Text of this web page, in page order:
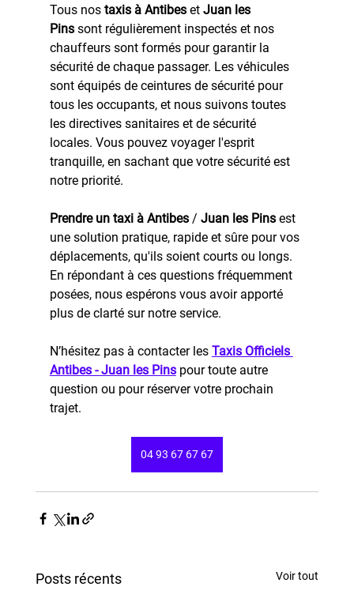
Tous nos taxis à Antibes et Juan les
Pins sont régulièrement inspectés et nos
chauffeurs sont formés pour garantir la
sécurité de chaque passager. Les véhicules
sont équipés de ceintures de sécurité pour
tous les occupants, et nous suivons toutes
les directives sanitaires et de sécurité
locales. Vous pouvez voyager l'esprit
tranquille, en sachant que votre sécurité est
notre priorité.
Prendre un taxi à Antibes / Juan les Pins est
une solution pratique, rapide et sûre pour vos
déplacements, qu'ils soient courts ou longs.
En répondant à ces questions fréquemment
posées, nous espérons vous avoir apporté
plus de clarté sur notre service.
N’hésitez pas à contacter les Taxis Officiels
Antibes - Juan les Pins pour toute autre
question ou pour réserver votre prochain
trajet.
04 93 67 67 67
Posts récents Voir tout